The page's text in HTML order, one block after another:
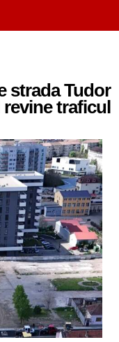
strada Tudor
revine traficul